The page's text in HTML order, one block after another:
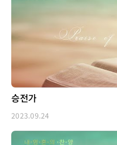
승전가
2023.09.24